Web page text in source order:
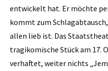
entwickelt hat. Er möchte
kommt zum
allen lieb ist. Das
tragikomische Stück am 17.
verhaftet, weiter nichts